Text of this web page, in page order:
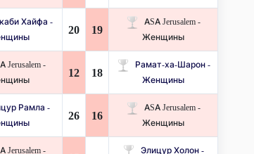
Хайфа -
20 19
ASA Jerusalem -
Женщины
Jerusalem -
12 18
Рамат-ха-Шарон -
Женщины
Рамла -
26 16
ASA Jerusalem -
Женщины
Jerusalem -
Элицур Холон -